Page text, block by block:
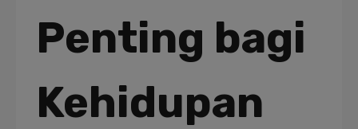
Penting bagi
Kehidupan